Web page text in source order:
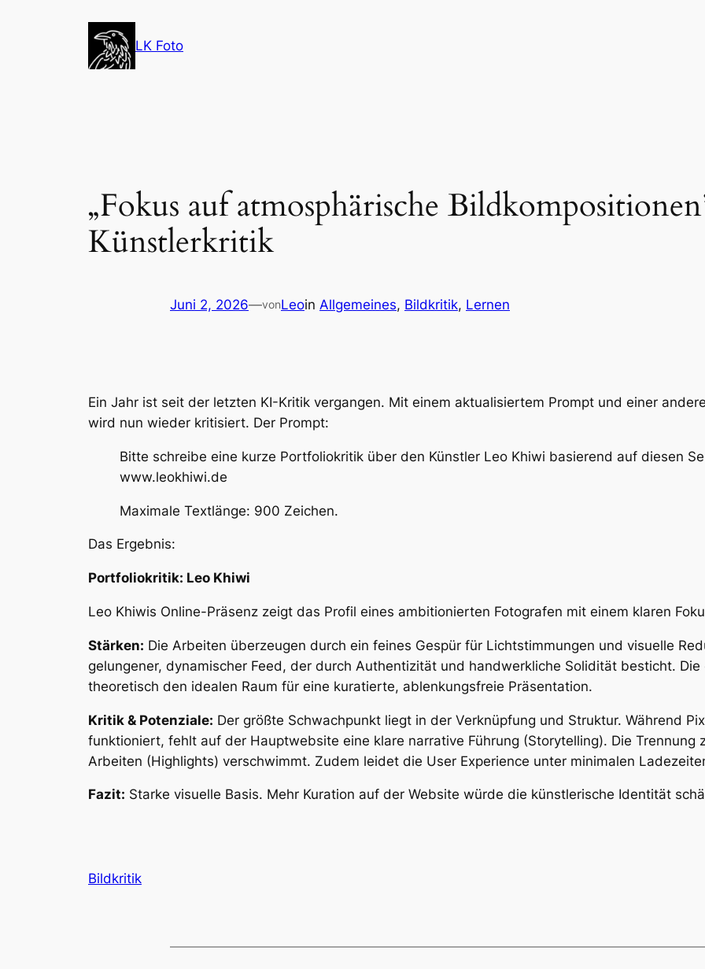
LK Foto
„Fokus auf atmosphärische
Künstlerkritik
Juni 2, 2026—vonLeoin Allgemeines, Bildkritik, Lernen
Ein Jahr ist seit der letzten KI-Kritik vergangen. Mit einem aktualisiertem Prompt und einer
wird nun wieder kritisiert. Der Prompt:
Bitte schreibe eine kurze Portfoliokritik über den Künstler Leo Khiwi basierend auf diesen
www.leokhiwi.de
Maximale Textlänge: 900 Zeichen.
Das Ergebnis:
Portfoliokritik: Leo Khiwi
Leo Khiwis Online-Präsenz zeigt das Profil eines ambitionierten Fotografen mit einem klaren
Stärken: Die Arbeiten überzeugen durch ein feines Gespür für Lichtstimmungen und visuelle
gelungener, dynamischer Feed, der durch Authentizität und handwerkliche Solidität besticht.
theoretisch den idealen Raum für eine kuratierte, ablenkungsfreie Präsentation.
Kritik & Potenziale: Der größte Schwachpunkt liegt in der Verknüpfung und Struktur. Während
funktioniert, fehlt auf der Hauptwebsite eine klare narrative Führung (Storytelling). Die Trennung
Arbeiten (Highlights) verschwimmt. Zudem leidet die User Experience unter minimalen
Fazit: Starke visuelle Basis. Mehr Kuration auf der Website würde die künstlerische Identität
Bildkritik